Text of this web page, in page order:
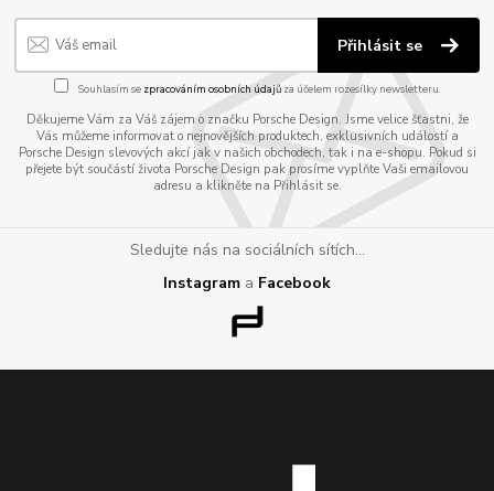
Přihlásit se
Souhlasím se zpracováním osobních údajůza účelem rozesílky newsletteru.
Děkujeme Vám za Váš zájem o značku Porsche Design. Jsme velice šťastni, že
Vás můžeme informovat o nejnovějších produktech, exklusivních událostí a
Porsche Design slevových akcí jak v našich obchodech, tak i na e-shopu. Pokud si
přejete být součástí života Porsche Design pak prosíme vyplňte Vaši emailovou
adresu a klikněte na Přihlásit se.
Sledujte nás na sociálních sítích...
Instagram a Facebook